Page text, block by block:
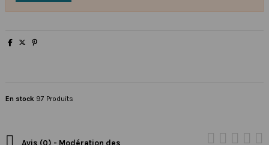
En stock 97 Produits
 Avis (0) - Modération des